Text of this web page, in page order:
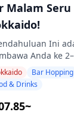
Malam
Ini adalah tur yang akan
Anda ke
dan
daerah dengan
pengalaman
Bar Hopping
& Drinks